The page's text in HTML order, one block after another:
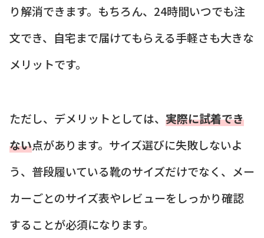
り解消できます。もちろん、24時間いつでも注
文でき、自宅まで届けてもらえる手軽さも大きな
メリットです。
ただし、デメリットとしては、 実際に試着でき
ない点があります。サイズ選びに失敗しないよ
う、普段履いている靴のサイズだけでなく、メー
カーごとのサイズ表やレビューをしっかり確認
することが必須になります。